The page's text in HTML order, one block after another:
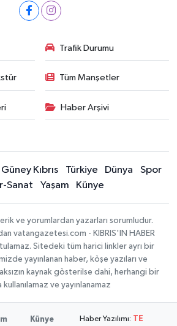
Trafik Durumu
Tüm Manşetler
Haber Arşivi
Güney Kıbrıs Türkiye Dünya
Spor
Sanat
Yaşam Künye
ve yorumlardan yazarları sorumludur.
vatangazetesi.com - KIBRIS'IN HABER
Sitedeki tüm harici linkler ayrı bir
yayınlanan haber, köşe yazıları ve
kaynak gösterilse dahi, herhangi bir
ve yayınlanamaz
Künye
Haber Yazılımı: TE